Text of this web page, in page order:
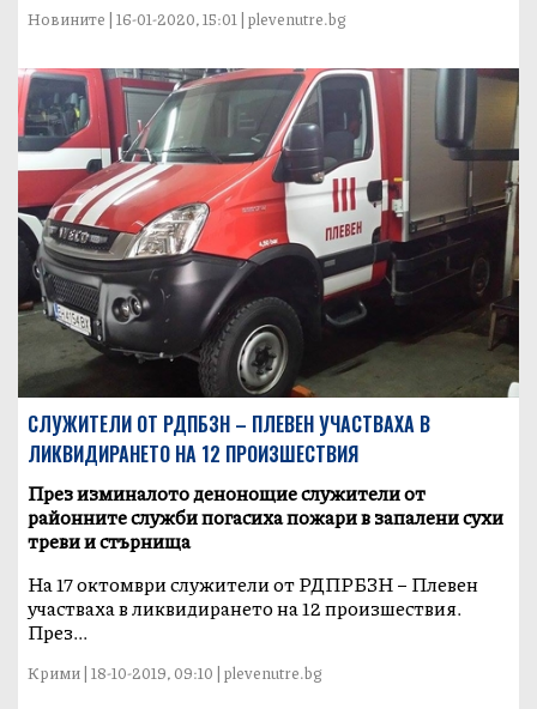
Новините | 16-01-2020, 15:01 | plevenutre.bg
СЛУЖИТЕЛИ ОТ РДПБЗН – ПЛЕВЕН УЧАСТВАХА В
ЛИКВИДИРАНЕТО НА 12 ПРОИЗШЕСТВИЯ
През изминалото денонощие служители от
районните служби погасиха пожари в запалени сухи
треви и стърнища
На 17 октомври служители от РДПРБЗН – Плевен
участваха в ликвидирането на 12 произшествия.
През...
Крими | 18-10-2019, 09:10 | plevenutre.bg